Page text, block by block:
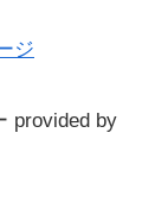
ジ
provided by